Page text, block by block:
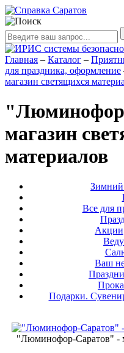
Главная – Каталог –
для праздника, оформление
магазин светящихся
магазин
материалов
Зимний
Все для
Ваш
Подарки.
"Люминофор-Саратов" -